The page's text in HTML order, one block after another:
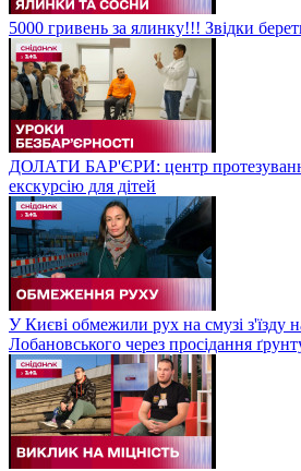
5000 гривень за ялинку!!! Звідки
ДОЛАТИ БАР'ЄРИ: центр
екскурсію для дітей
У Києві обмежили рух на смузі з'їзду
Лобановського через просідання